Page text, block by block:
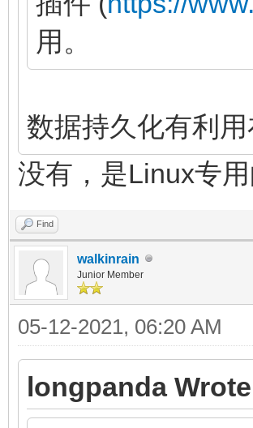
用。
数据持久化有利
没有，是Linux专
Find
walkinrain
Junior Member
05-12-2021, 06:20 AM
longpanda